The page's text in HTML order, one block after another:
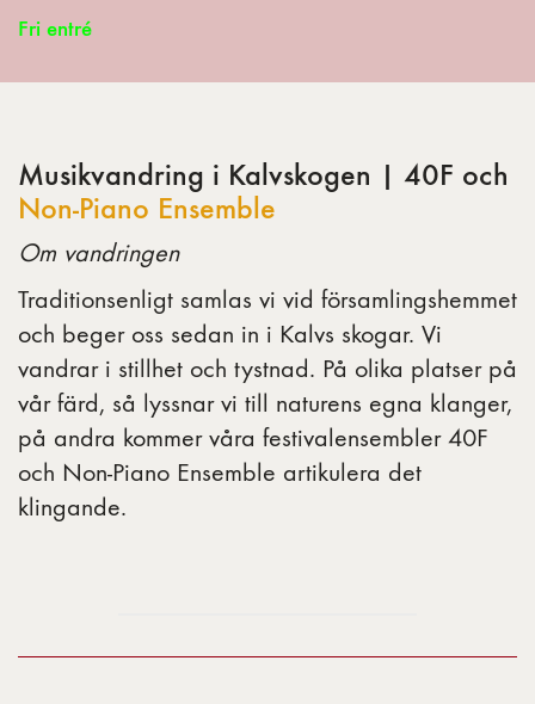
Fri entré
Musikvandring i Kalvskogen | 40F och
Non-Piano Ensemble
Om vandringen
Traditionsenligt samlas vi vid församlingshemmet
och beger oss sedan in i Kalvs skogar. Vi
vandrar i stillhet och tystnad. På olika platser på
vår färd, så lyssnar vi till naturens egna klanger,
på andra kommer våra festivalensembler 40F
och Non-Piano Ensemble artikulera det
klingande.